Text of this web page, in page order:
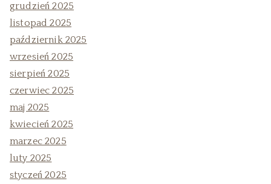
grudzień 2025
listopad 2025
październik 2025
wrzesień 2025
sierpień 2025
czerwiec 2025
maj 2025
kwiecień 2025
marzec 2025
luty 2025
styczeń 2025